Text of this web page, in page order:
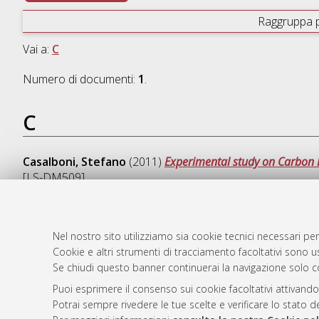
Nel nostro sito utilizziamo sia cookie tecnici necessari
Cookie e altri strumenti di tracciamento facoltativi sono
Se chiudi questo banner continuerai la navigazione solo
Puoi esprimere il consenso sui cookie facoltativi
Potrai sempre rivedere le tue scelte e verificare lo stato
Raggruppa
Vai a: C
Numero di documenti: 1.
C
Casalboni, Stefano (2011) Experimental study on
[LS-DM509]
Atom
Rss 2.0
AMS
Servizio